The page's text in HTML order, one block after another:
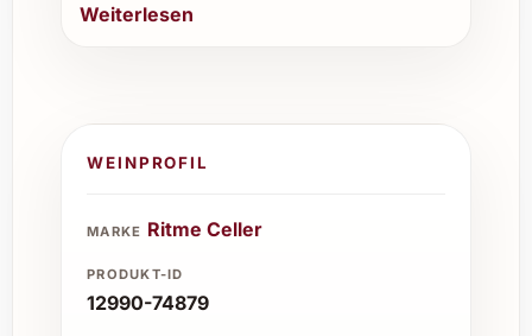
Weiterlesen
WEINPROFIL
MARKE Ritme Celler
PRODUKT-ID
12990-74879